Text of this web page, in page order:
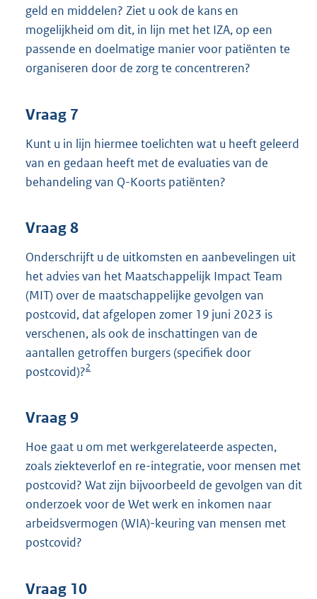
geld en middelen? Ziet u ook de kans en
mogelijkheid om dit, in lijn met het IZA, op een
passende en doelmatige manier voor patiënten te
organiseren door de zorg te concentreren?
Vraag 7
Kunt u in lijn hiermee toelichten wat u heeft geleerd
van en gedaan heeft met de evaluaties van de
behandeling van Q-Koorts patiënten?
Vraag 8
Onderschrijft u de uitkomsten en aanbevelingen uit
het advies van het Maatschappelijk Impact Team
(MIT) over de maatschappelijke gevolgen van
postcovid, dat afgelopen zomer 19 juni 2023 is
verschenen, als ook de inschattingen van de
aantallen getroffen burgers (specifiek door
postcovid)?2
Vraag 9
Hoe gaat u om met werkgerelateerde aspecten,
zoals ziekteverlof en re-integratie, voor mensen met
postcovid? Wat zijn bijvoorbeeld de gevolgen van dit
onderzoek voor de Wet werk en inkomen naar
arbeidsvermogen (WIA)-keuring van mensen met
postcovid?
Vraag 10